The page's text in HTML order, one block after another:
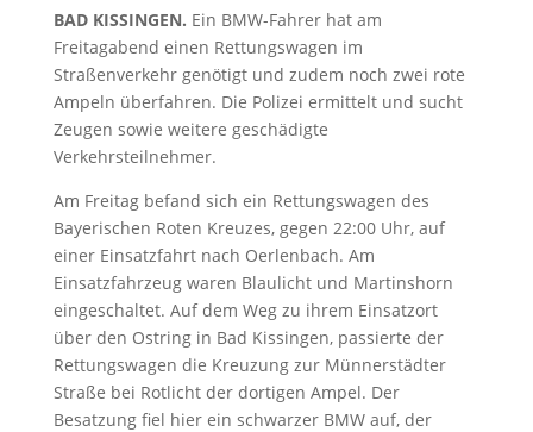
BAD KISSINGEN. Ein BMW-Fahrer hat am
Freitagabend einen Rettungswagen im
Straßenverkehr genötigt und zudem noch zwei rote
Ampeln überfahren. Die Polizei ermittelt und sucht
Zeugen sowie weitere geschädigte
Verkehrsteilnehmer.
Am Freitag befand sich ein Rettungswagen des
Bayerischen Roten Kreuzes, gegen 22:00 Uhr, auf
einer Einsatzfahrt nach Oerlenbach. Am
Einsatzfahrzeug waren Blaulicht und Martinshorn
eingeschaltet. Auf dem Weg zu ihrem Einsatzort
über den Ostring in Bad Kissingen, passierte der
Rettungswagen die Kreuzung zur Münnerstädter
Straße bei Rotlicht der dortigen Ampel. Der
Besatzung fiel hier ein schwarzer BMW auf, der